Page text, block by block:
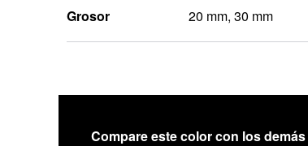
Grosor 20 mm, 30 mm
Compare este color con los